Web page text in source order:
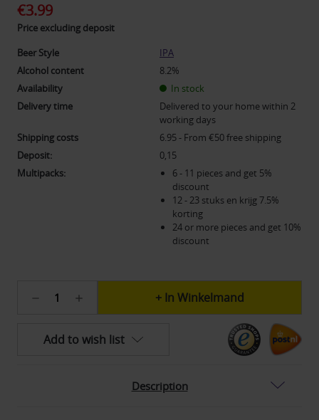
€3.99
Price excluding deposit
Beer Style
IPA
Alcohol content
8.2%
Availability
In stock
Delivery time
Delivered to your home within 2
working days
Shipping costs
6.95 - From €50 free shipping
Deposit:
0,15
Multipacks:
6 - 11 pieces and get 5%
discount
12 - 23 stuks en krijg 7.5%
korting
24 or more pieces and get 10%
discount
Quantity
Raptor
Increase
Raptor
Add to wish list
Description